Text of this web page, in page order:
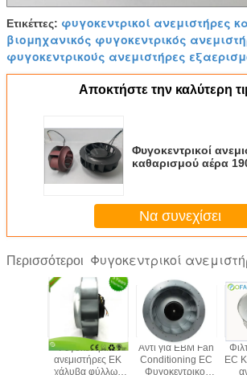
Ετικέττες: φυγοκεντρικοί ανεμιστήρες
βιομηχανικός φυγοκεντρικός
φυγοκεντρικούς ανεμιστήρες
Αποκτήστε την καλύτερη
Φυγοκεντρικοί
καθαρισμού αέρα
Να συνεχίσει
Περισσότεροι Φυγοκεντρικοί
Φιλτράρισμα Ffu
EC Κεντριφογενείς
ανεμιστήρες
Ε.Κ. Μοναδικός
αερισμός
Κεντριφογενής